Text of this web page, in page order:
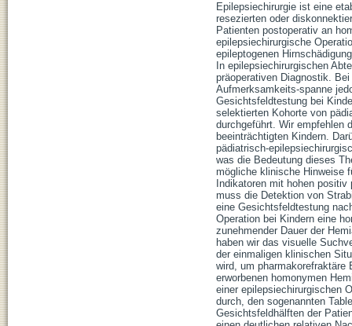
Epilepsiechirurgie ist eine
resezierten oder
Patienten postoperativ an
epilepsiechirurgische
epileptogenen
In epilepsiechirurgischen
präoperativen Diagnostik.
Aufmerksamkeits-spanne
Gesichtsfeldtestung bei
selektierten Kohorte von
durchgeführt. Wir empfehlen
beeinträchtigten Kindern.
pädiatrisch-
was die Bedeutung dieses
mögliche klinische Hinweise
Indikatoren mit hohen
muss die Detektion von
eine Gesichtsfeldtestung
Operation bei Kindern eine
zunehmender Dauer der
haben wir das visuelle
der einmaligen klinischen
wird, um pharmakorefraktäre
erworbenen homonymen
einer epilepsiechirurgischen
durch, den sogenannten
Gesichtsfeldhälften der